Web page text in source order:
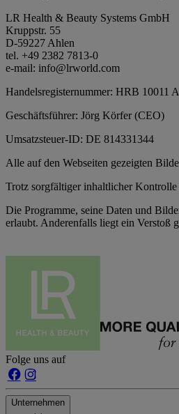
LR Health & Beauty Systems GmbH
Kruppstr. 55
D-59227 Ahlen
tel. +49 2382 7813-0
e-mail: info@lrworld.com
Handelsregisternummer: HRB 10011
Geschäftsführer: Jörg Körfer (CEO)
Umsatzsteuer-ID: DE 814331344
Alle auf den Webseiten gezeigten
Trotz sorgfältiger inhaltlicher
Die Programme, seine Daten und
erlaubt. Anderenfalls liegt ein Verstoß
Folge uns auf
Unternehmen